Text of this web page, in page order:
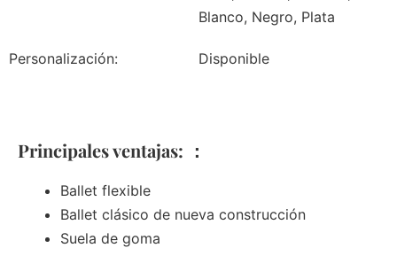
Blanco, Negro, Plata
Personalización: Disponible
Principales ventajas: ：
Ballet flexible
Ballet clásico de nueva construcción
Suela de goma